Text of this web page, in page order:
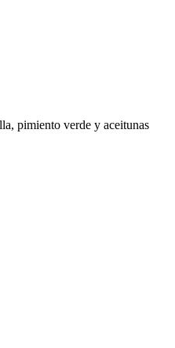
pimiento verde y aceitunas